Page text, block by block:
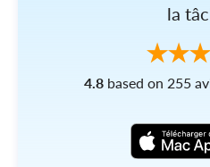
la
4.8based on 255